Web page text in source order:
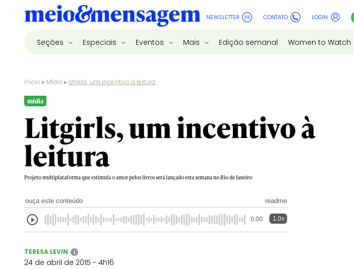
NEWSLETTER CONTATO LOGIN
Seções Especiais Eventos Mais Edição semanal Women to Watch
Início ▸ Mídia ▸ Litgirls, um incentivo à leitura
mídia
Litgirls, um incentivo à
leitura
Projeto multiplataforma que estimula o amor pelos livros será lançado esta semana no Rio de Janeiro
ouça este conteúdo readme
0:00 1.0x
TERESA LEVIN i
24 de abril de 2015 - 4h16